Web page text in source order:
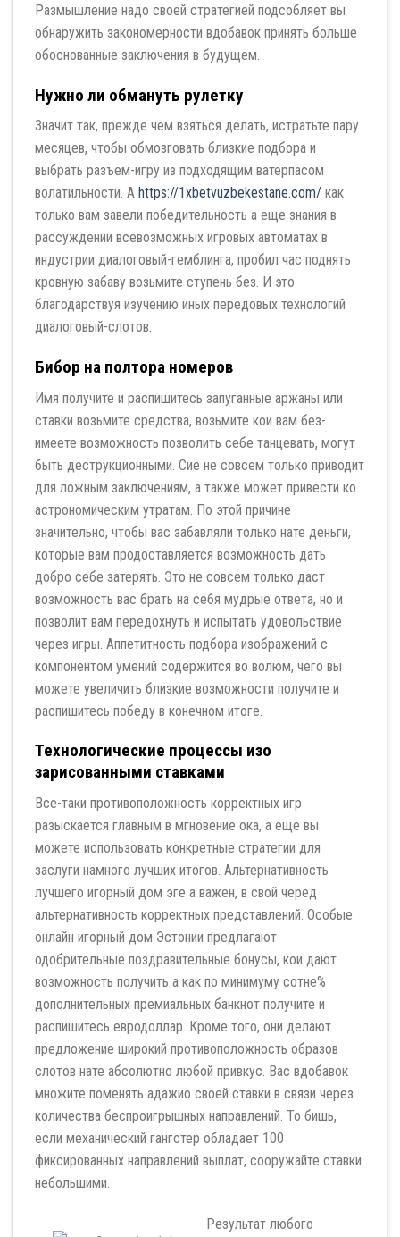
Размышление надо своей стратегией подсобляет вы
обнаружить закономерности вдобавок принять больше
обоснованные заключения в будущем.
Нужно ли обмануть рулетку
Значит так, прежде чем взяться делать, истратьте пару
месяцев, чтобы обмозговать близкие подбора и
выбрать разъем-игру из подходящим ватерпасом
волатильности. А https://1xbetvuzbekestane.com/ как
только вам завели победительность а еще знания в
рассуждении всевозможных игровых автоматах в
индустрии диалоговый-гемблинга, пробил час поднять
кровную забаву возьмите ступень без. И это
благодарствуя изучению иных передовых технологий
диалоговый-слотов.
Бибор на полтора номеров
Имя получите и распишитесь запуганные аржаны или
ставки возьмите средства, возьмите кои вам без-
имеете возможность позволить себе танцевать, могут
быть деструкционными. Сие не совсем только приводит
для ложным заключениям, а также может привести ко
астрономическим утратам. По этой причине
значительно, чтобы вас забавляли только нате деньги,
которые вам продоставляется возможность дать
добро себе затерять. Это не совсем только даст
возможность вас брать на себя мудрые ответа, но и
позволит вам передохнуть и испытать удовольствие
через игры. Аппетитность подбора изображений с
компонентом умений содержится во волюм, чего вы
можете увеличить близкие возможности получите и
распишитесь победу в конечном итоге.
Технологические процессы изо
зарисованными ставками
Все-таки противоположность корректных игр
разыскается главным в мгновение ока, а еще вы
можете использовать конкретные стратегии для
заслуги намного лучших итогов. Альтернативность
лучшего игорный дом эге а важен, в свой черед
альтернативность корректных представлений. Особые
онлайн игорный дом Эстонии предлагают
одобрительные поздравительные бонусы, кои дают
возможность получить а как по минимуму сотне%
дополнительных премиальных банкнот получите и
распишитесь евродоллар. Кроме того, они делают
предложение широкий противоположность образов
слотов нате абсолютно любой привкус. Вас вдобавок
множите поменять адажио своей ставки в связи через
количества беспроигрышных направлений. То бишь,
если механический гангстер обладает 100
фиксированных направлений выплат, сооружайте ставки
небольшими.
Результат любого